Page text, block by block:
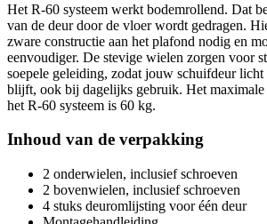
Het R-60 systeem werkt bodemrollend. Dat
van de deur door de vloer wordt gedragen.
zware constructie aan het plafond nodig en
eenvoudiger. De stevige wielen zorgen voor
soepele geleiding, zodat jouw schuifdeur licht
blijft, ook bij dagelijks gebruik. Het maximale
het R-60 systeem is 60 kg.
Inhoud van de verpakking
2 onderwielen, inclusief schroeven
2 bovenwielen, inclusief schroeven
4 stuks deuromlijsting voor één deur